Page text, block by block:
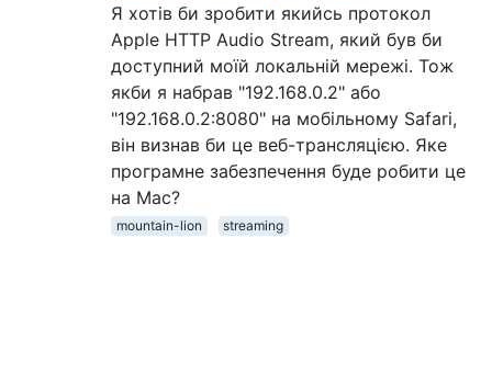
Я хотів би зробити якийсь протокол
Apple HTTP Audio Stream, який був би
доступний моїй локальній мережі. Тож
якби я набрав "192.168.0.2" або
"192.168.0.2:8080" на мобільному Safari,
він визнав би це веб-трансляцією. Яке
програмне забезпечення буде робити це
на Mac?
mountain-lion streaming